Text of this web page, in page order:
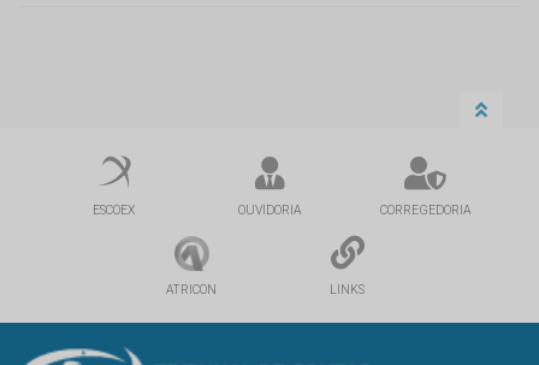
ESCOEX OUVIDORIA CORREGEDORIA
ATRICON LINKS